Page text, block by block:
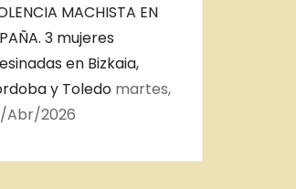
MACHISTA EN
3 mujeres
en Bizkaia,
y Toledo martes,
Abr/2026